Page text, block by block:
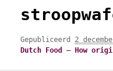
Gepubliceerd 2
Dutch Food – How